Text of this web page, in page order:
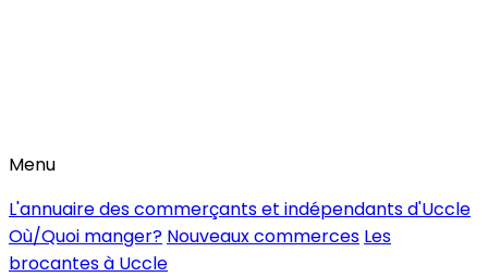
Menu
L'annuaire des commerçants et indépendants d'Uccle
Où/Quoi manger? Nouveaux commerces Les
brocantes à Uccle